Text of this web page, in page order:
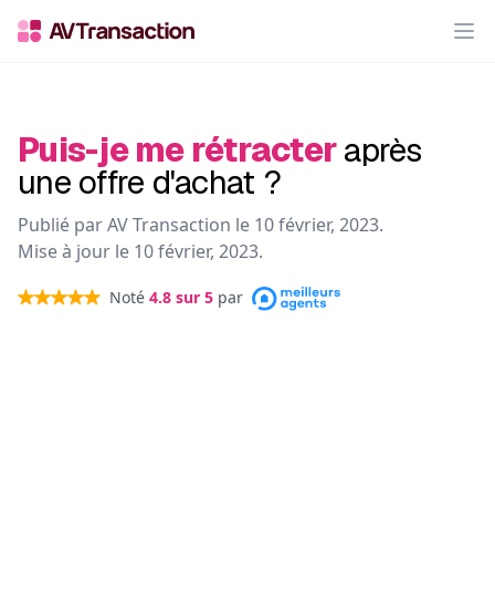
Puis-je me rétracteraprès
une offre d'achat ?
Publié par AV Transaction le 10 février, 2023.
Mise à jour le 10 février, 2023.
Noté 4.8 sur 5 par